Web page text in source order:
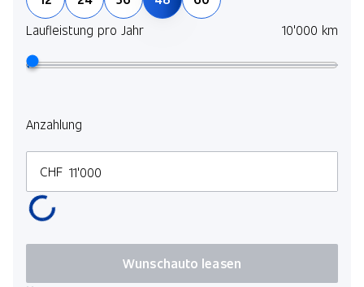
Laufleistung pro Jahr
10'000 km
Anzahlung
CHF
Wunschauto leasen